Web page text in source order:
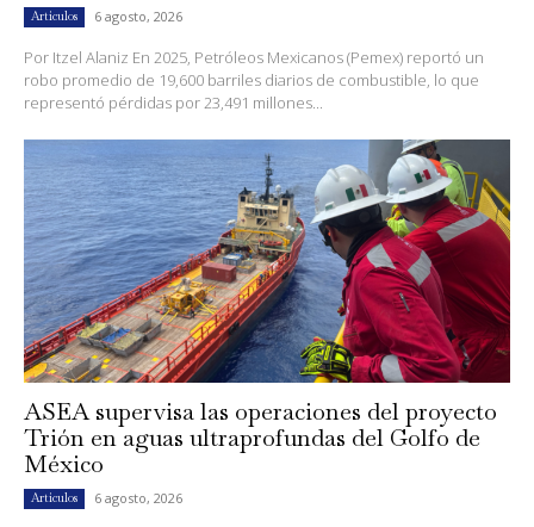
Artículos 6 agosto, 2026
Por Itzel Alaniz En 2025, Petróleos Mexicanos (Pemex) reportó un
robo promedio de 19,600 barriles diarios de combustible, lo que
representó pérdidas por 23,491 millones...
ASEA supervisa las operaciones del proyecto
Trión en aguas ultraprofundas del Golfo de
México
Artículos 6 agosto, 2026